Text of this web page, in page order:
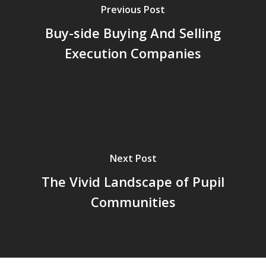
Previous Post
Buy-side Buying And Selling
Execution Companies
Next Post
The Vivid Landscape of Pupil
Communities